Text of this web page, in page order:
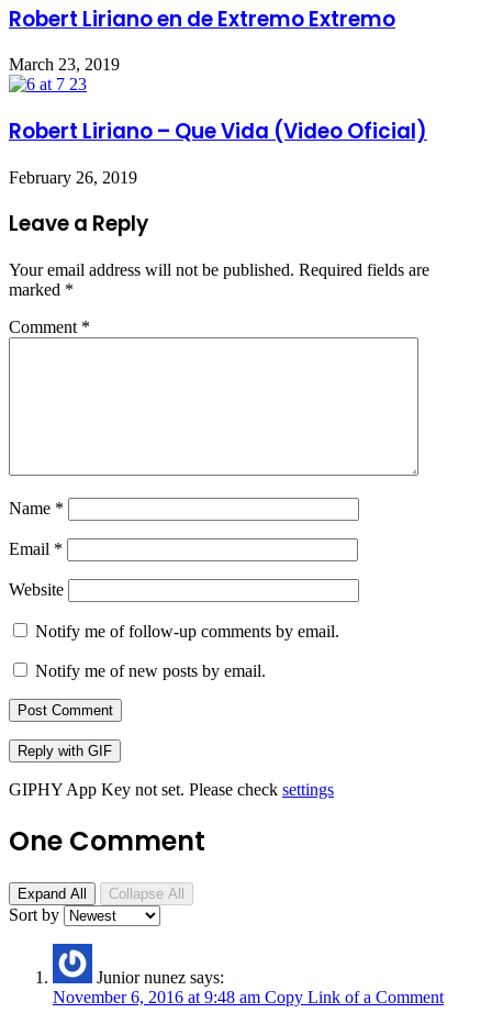
Robert Liriano en de Extremo Extremo
March 23, 2019
Robert Liriano – Que Vida (Video Oficial)
February 26, 2019
Leave a Reply
Your email address will not be published. Required fields are
marked *
Comment *
Name *
Email *
Website
Notify me of follow-up comments by email.
Notify me of new posts by email.
Post Comment
Reply with GIF
GIPHY App Key not set. Please check settings
One Comment
Expand All Collapse All
Sort by
Junior nunez says:
November 6, 2016 at 9:48 am Copy Link of a Comment